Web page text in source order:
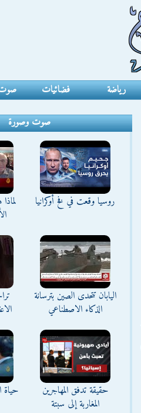
رياضة فضائيات
صوت وصورة
روسيا وقعت في فخ أوكرانيا
اليابان تتحدى الصين بترسانة
الذكاء الاصطناعي
حقيقة تدفق المهاجرين
المغاربة إلى سبتة
حياة